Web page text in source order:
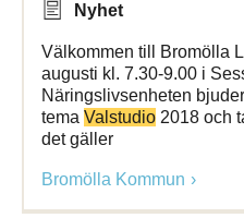
Nyhet
Välkommen till Bromölla
augusti kl. 7.30-9.00 i
Näringslivsenheten
tema Valstudio 2018 och
det gäller
Bromölla Kommun